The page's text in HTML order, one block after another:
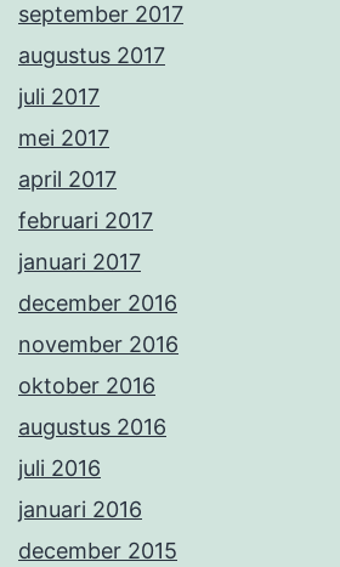
september 2017
augustus 2017
juli 2017
mei 2017
april 2017
februari 2017
januari 2017
december 2016
november 2016
oktober 2016
augustus 2016
juli 2016
januari 2016
december 2015